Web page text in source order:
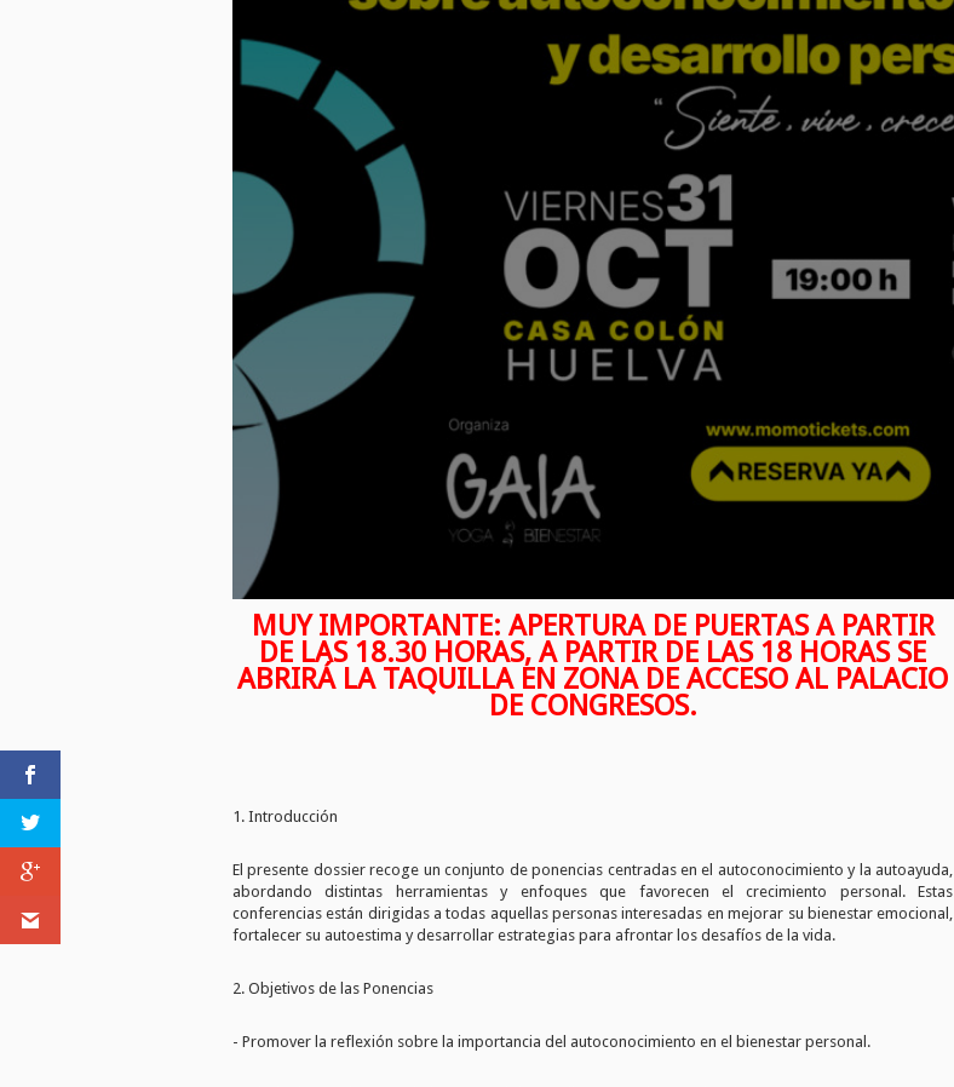
MUY IMPORTANTE: APERTURA DE PUERTAS A PARTIR
DE LAS 18.30 HORAS, A PARTIR DE LAS 18 HORAS SE
ABRIRÁ LA TAQUILLA EN ZONA DE ACCESO AL PALACIO
DE CONGRESOS.
1. Introducción
El presente dossier recoge un conjunto de ponencias centradas en el autoconocimiento y la autoayuda,
abordando distintas herramientas y enfoques que favorecen el crecimiento personal. Estas
conferencias están dirigidas a todas aquellas personas interesadas en mejorar su bienestar emocional,
fortalecer su autoestima y desarrollar estrategias para afrontar los desafíos de la vida.
2. Objetivos de las Ponencias
- Promover la reflexión sobre la importancia del autoconocimiento en el bienestar personal.